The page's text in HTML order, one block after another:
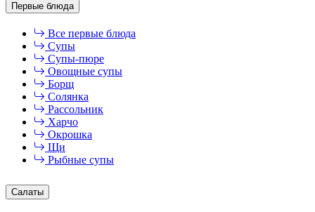
Первые блюда
Все первые блюда
Супы
Супы-пюре
Овощные супы
Борщ
Солянка
Рассольник
Харчо
Окрошка
Щи
Рыбные супы
Салаты